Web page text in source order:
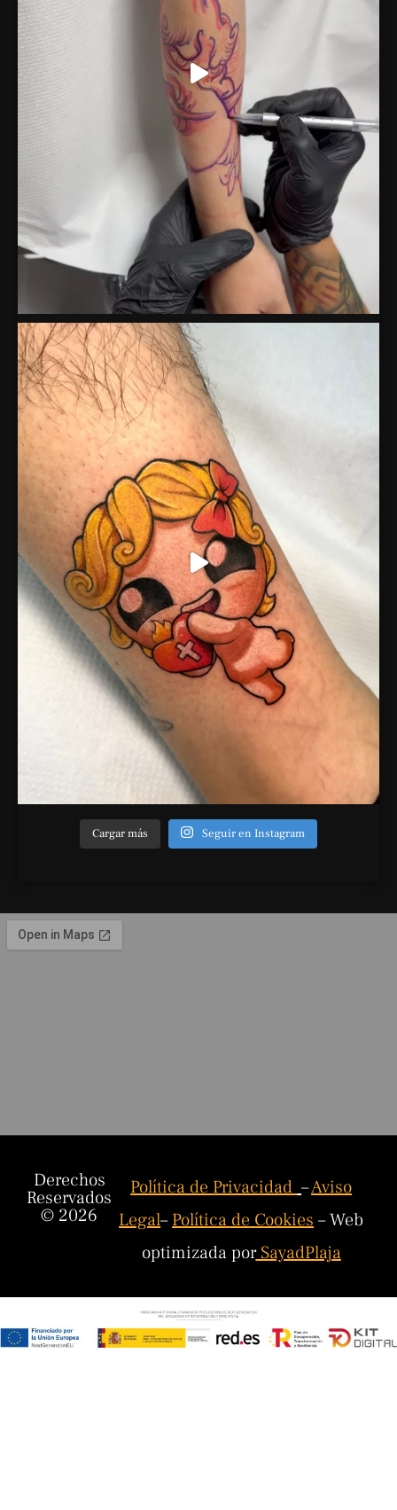
Cargar más Seguir en Instagram
Derechos
Reservados
© 2026
Política de Privacidad–Aviso
Legal–Política de Cookies– Web
optimizada porSayadPlaja